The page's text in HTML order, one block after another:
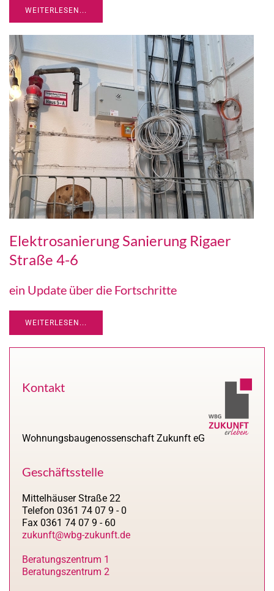
WEITERLESEN...
Elektrosanierung Sanierung Rigaer
Straße 4-6
ein Update über die Fortschritte
WEITERLESEN...
Kontakt
Wohnungsbaugenossenschaft Zukunft eG
Geschäftsstelle
Mittelhäuser Straße 22
Telefon 0361 74 07 9 - 0
Fax 0361 74 07 9 - 60
zukunft@wbg-zukunft.de
Beratungszentrum 1
Beratungszentrum 2